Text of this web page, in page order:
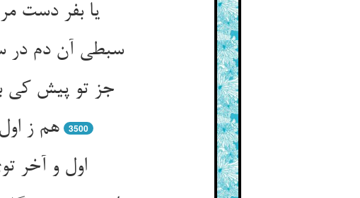
یا بفر دست
سبطی آن دم در
جز تو پیش کی
هم ز
3500
اول و آخر